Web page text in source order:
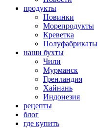
продукты
Новинки
Морепродукты
Креветка
Полуфабрикаты
наши бухты
Чили
Мурманск
Гренландия
Хайнань
Индонезия
рецепты
блог
где купить